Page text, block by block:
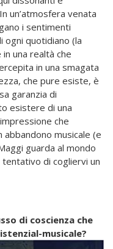
un’atmosfera venata
i sentimenti
ogni quotidiano (la
una realtà che
in una smagata
che pure esiste, è
garanzia di
esistere di una
che
abbandono musicale (e
guarda al mondo
di cogliervi un
di coscienza che
musicale?